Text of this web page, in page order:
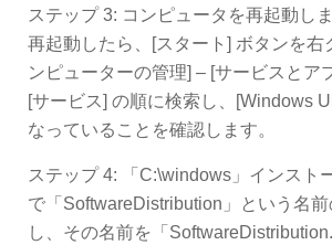
ステップ 3: コンピュータを再起動し
再起動したら、[スタート] ボタンを右
ンピューターの管理] – [サービスとア
[サービス] の順に検索し、[Windows
なっていることを確認します。
ステップ 4: 「C:\windows」インスト
で「SoftwareDistribution」という名
し、その名前を「